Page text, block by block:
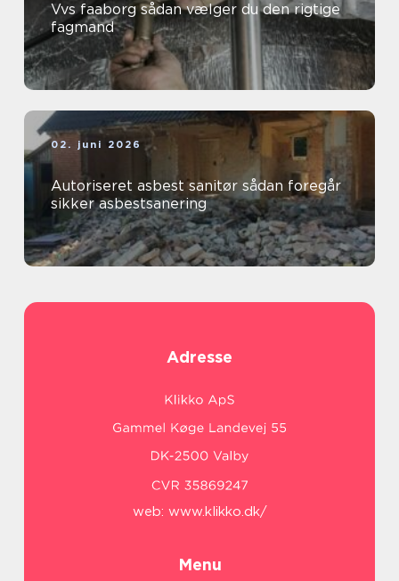
Vvs faaborg sådan vælger du den rigtige
fagmand
02. juni 2026
Autoriseret asbest sanitør sådan foregår
sikker asbestsanering
Adresse
web: www.klikko.dk/
Menu